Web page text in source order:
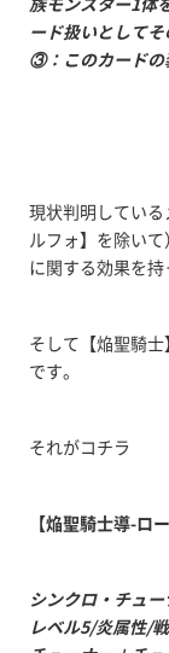
ード扱いとして
③：このカードの
現状判明してい
ルフォ】を除い
に関する効果を持
そして【焔聖騎
です。
それがコチラ
【焔聖騎士導-ロ
シンクロ・チュ
レベル5/炎属性/